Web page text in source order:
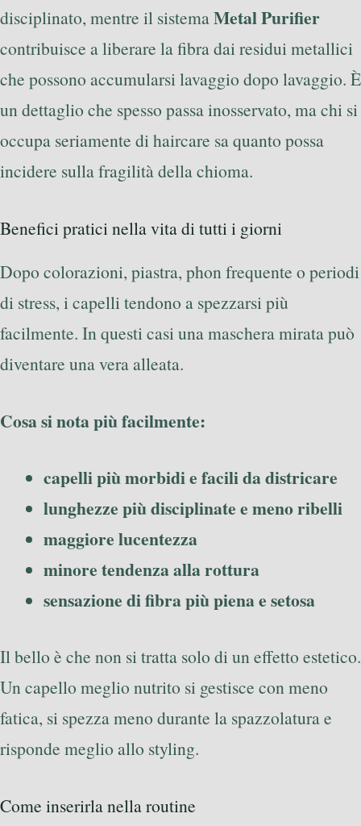
disciplinato, mentre il sistemaMetal Purifier
contribuisce a liberare la fibra dai residui metallici
che possono accumularsi lavaggio dopo lavaggio. È
un dettaglio che spesso passa inosservato, ma chi si
occupa seriamente di haircare sa quanto possa
incidere sulla fragilità della chioma.
Benefici pratici nella vita di tutti i giorni
Dopo colorazioni, piastra, phon frequente o periodi
di stress, i capelli tendono a spezzarsi più
facilmente. In questi casi una maschera mirata può
diventare una vera alleata.
Cosa si nota più facilmente:
capelli più morbidi e facili da districare
lunghezze più disciplinate e meno ribelli
maggiore lucentezza
minore tendenza alla rottura
sensazione di fibra più piena e setosa
Il bello è che non si tratta solo di un effetto estetico.
Un capello meglio nutrito si gestisce con meno
fatica, si spezza meno durante la spazzolatura e
risponde meglio allo styling.
Come inserirla nella routine